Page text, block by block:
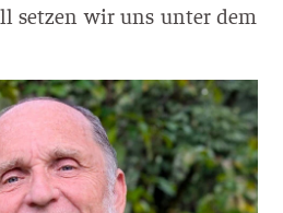
set­zen wir uns unter dem